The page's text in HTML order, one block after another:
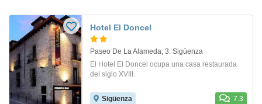
Hotel El Doncel
Paseo De La Alameda, 3. Sigüenza
El Hotel El Doncel ocupa una casa restaurada
del siglo XVIII.
Sigüenza 7.3